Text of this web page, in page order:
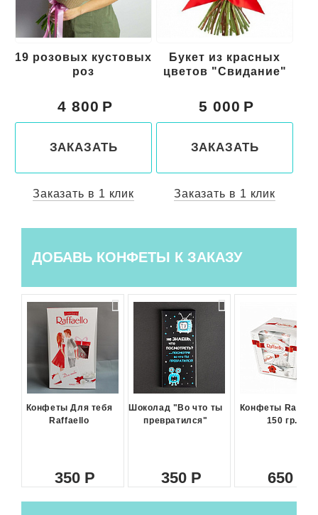
19 розовых кустовых
роз
4 800
ЗАКАЗАТЬ
Заказать в 1 клик
Букет из красных
цветов "Свидание"
5 000
ЗАКАЗАТЬ
Заказать в 1 клик
ДОБАВЬ КОНФЕТЫ К ЗАКАЗУ
Конфеты Для тебя
Raffaello
350
Шоколад "Во что ты
превратился"
350
Конфеты
150 гр.
650